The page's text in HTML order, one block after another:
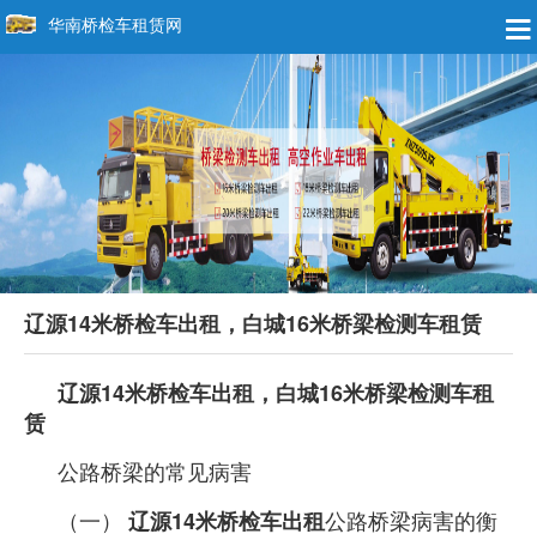
华南桥检车租赁网
辽源14米桥检车出租，白城16米桥梁检测车租赁
辽源14米桥检车出租，白城16米桥梁检测车租
赁
公路桥梁的常见病害
（一） 辽源14米桥检车出租公路桥梁病害的衡